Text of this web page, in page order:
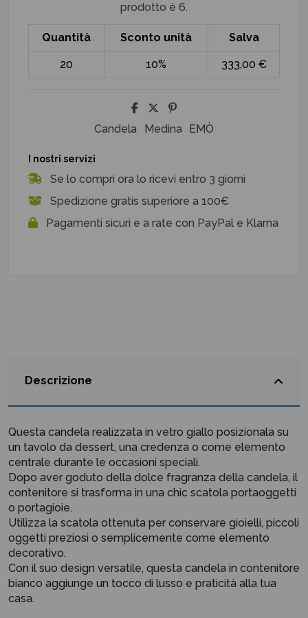
prodotto è 6.
Quantità Sconto unità Salva
20 10% 333,00 €
Candela Medina EMÒ
I nostri servizi
Se lo compri ora lo ricevi entro 3 giorni
Spedizione gratis superiore a 100€
Pagamenti sicuri e a rate con PayPal e Klarna
Descrizione
Questa candela realizzata in vetro giallo posizionala su
un tavolo da dessert, una credenza o come elemento
centrale durante le occasioni speciali.
Dopo aver goduto della dolce fragranza della candela, il
contenitore si trasforma in una chic scatola portaoggetti
o portagioie.
Utilizza la scatola ottenuta per conservare gioielli, piccoli
oggetti preziosi o semplicemente come elemento
decorativo.
Con il suo design versatile, questa candela in contenitore
bianco aggiunge un tocco di lusso e praticità alla tua
casa.